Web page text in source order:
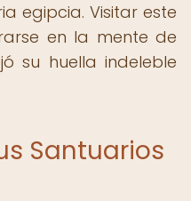
egipcia. Visitar este
en la mente de
su huella indeleble
Santuarios